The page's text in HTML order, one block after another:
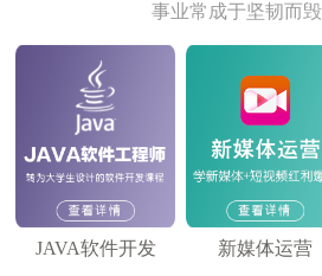
事业常成于坚韧而
JAVA软件开发 新媒体运营